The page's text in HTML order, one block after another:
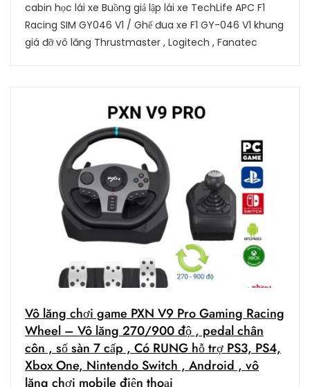
cabin học lái xe Buồng giả lập lái xe TechLife APC F1
Racing SIM GY046 V1 / Ghế đua xe F1 GY-046 V1 khung
giá đỡ vô lăng Thrustmaster , Logitech , Fanatec
Vô lăng chơi game PXN V9 Pro Gaming Racing
Wheel – Vô lăng 270/900 độ , pedal chân
côn , số sàn 7 cấp , Có RUNG hỗ trợ PS3, PS4,
Xbox One, Nintendo Switch , Android , vô
lăng chơi mobile điện thoại